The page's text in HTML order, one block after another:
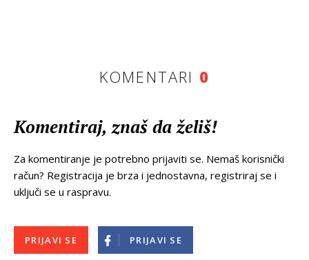
KOMENTARI 0
Komentiraj, znaš da želiš!
Za komentiranje je potrebno prijaviti se. Nemaš korisnički
račun? Registracija je brza i jednostavna, registriraj se i
uključi se u raspravu.
PRIJAVI SE PRIJAVI SE